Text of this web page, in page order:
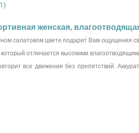
женская,
салатовом цвете подарит Вам ощущения
отличается высокими
все движения без препятствий.